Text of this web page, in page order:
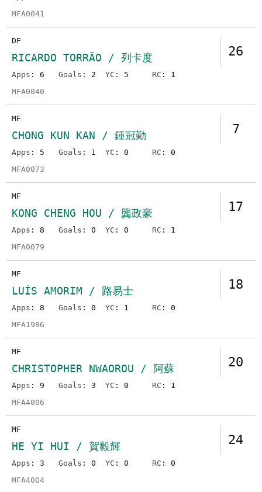
MFA0041
26
DF
RICARDO TORRÃO / 列卡度
Apps : 6 Goals : 2 YC : 5 RC : 1
MFA0040
7
MF
CHONG KUN KAN / 鍾冠勤
Apps : 5 Goals : 1 YC : 0 RC : 0
MFA0073
17
MF
KONG CHENG HOU / 龔政豪
Apps : 8 Goals : 0 YC : 0 RC : 1
MFA0079
18
MF
LUÍS AMORIM / 路易士
Apps : 8 Goals : 0 YC : 1 RC : 0
MFA1986
20
MF
CHRISTOPHER NWAOROU / 阿蘇
Apps : 9 Goals : 3 YC : 0 RC : 1
MFA4006
24
MF
HE YI HUI / 賀毅輝
Apps : 3 Goals : 0 YC : 0 RC : 0
MFA4004